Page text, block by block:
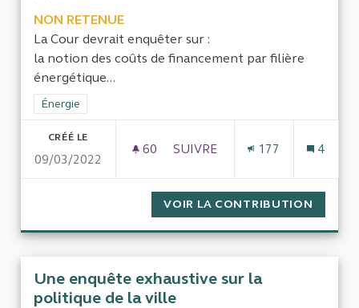
NON RETENUE
La Cour devrait enquêter sur :
la notion des coûts de financement par filière
énergétique...
Filtrer les résultats de la catégorie : Énergie
Énergie
CRÉÉ LE
09/03/2022
60 60 ABONNÉS
SUIVRE
177 4
VOIR LA CONTRIBUTION
Une enquête exhaustive sur la
politique de la ville